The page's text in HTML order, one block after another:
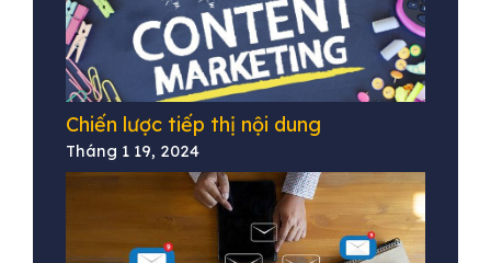
Chiến lược tiếp thị nội dung
Tháng 1 19, 2024